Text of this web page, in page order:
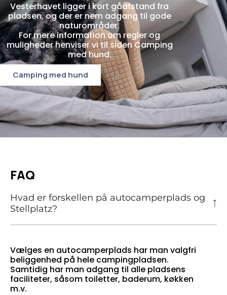
Vesterhavet ligger i kort gåafstand fra
pladsen, og der er nem adgang til gode
naturområder.
For mere information om regler og
muligheder henviser vi til siden Camping
med hund.
Camping med hund
FAQ
Hvad er forskellen på autocamperplads og
Stellplatz?
Vælges en autocamperplads har man valgfri
beliggenhed på hele campingpladsen.
Samtidig har man adgang til alle pladsens
faciliteter, såsom toiletter, baderum, køkken
m.v.